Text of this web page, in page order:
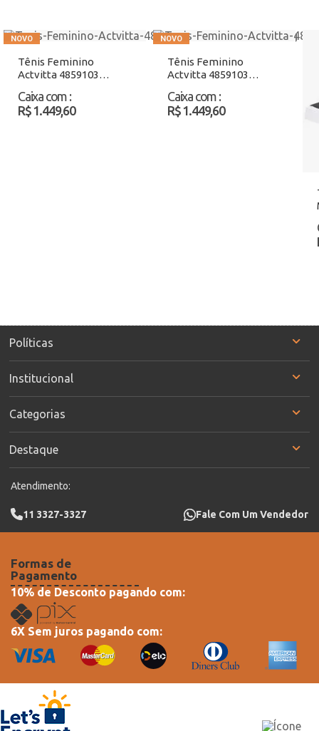
Tênis Feminino
Actvitta 4859103
Caixa com :
R$ 1.449,60
Tênis Feminino
Actvitta 4859103
Caixa com :
R$ 1.449,60
Políticas
Institucional
Categorias
Destaque
Atendimento:
11 3327-3327 Fale Com Um Vendedor
Formas de
Pagamento
10% de Desconto pagando com:
6X Sem juros pagando com: